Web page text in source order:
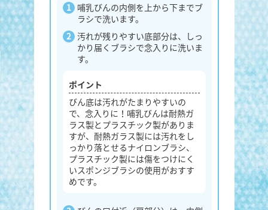
哺乳びんの内側を上から下までブ
ラシで洗います。
汚れが残りやすい底部分は、しっ
かり届くブラシで念入りに洗いま
す。
ポイント
びん底は汚れがたまりやすいの
で、念入りに！哺乳びんは耐熱ガ
ラス製とプラスチック製がありま
すが、耐熱ガラス製には汚れをし
っかり落とせるナイロンブラシ、
プラスチック製には傷をつけにく
いスポンジブラシの使用がおすす
めです。